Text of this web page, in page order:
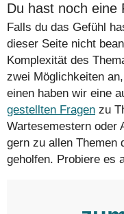
Du hast noch eine
Falls du das Gefühl
dieser Seite nicht
Komplexität des
zwei Möglichkeiten
einen haben wir eine
gestellten Fragen zu
Wartesemestern oder
gern zu allen Themen
geholfen. Probiere es